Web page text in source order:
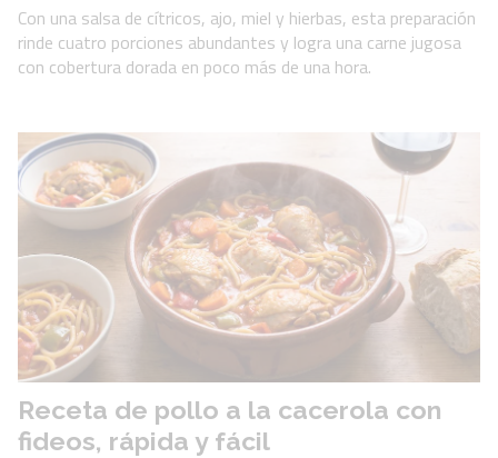
Con una salsa de cítricos, ajo, miel y hierbas, esta preparación
rinde cuatro porciones abundantes y logra una carne jugosa
con cobertura dorada en poco más de una hora.
Receta de pollo a la cacerola con
fideos, rápida y fácil